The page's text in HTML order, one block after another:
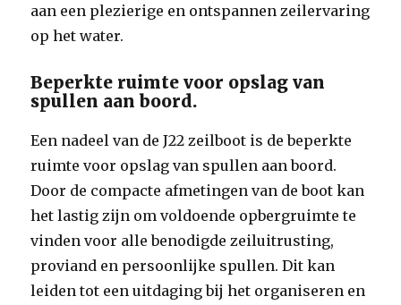
aan een plezierige en ontspannen zeilervaring
op het water.
Beperkte ruimte voor opslag van
spullen aan boord.
Een nadeel van de J22 zeilboot is de beperkte
ruimte voor opslag van spullen aan boord.
Door de compacte afmetingen van de boot kan
het lastig zijn om voldoende opbergruimte te
vinden voor alle benodigde zeiluitrusting,
proviand en persoonlijke spullen. Dit kan
leiden tot een uitdaging bij het organiseren en